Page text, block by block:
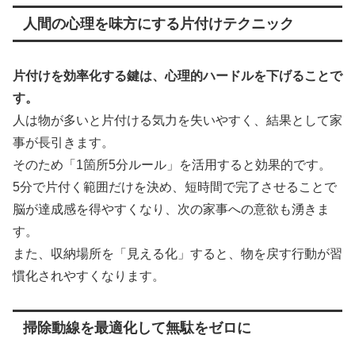
人間の心理を味方にする片付けテクニック
片付けを効率化する鍵は、心理的ハードルを下げることで
す。
人は物が多いと片付ける気力を失いやすく、結果として家
事が長引きます。
そのため「1箇所5分ルール」を活用すると効果的です。
5分で片付く範囲だけを決め、短時間で完了させることで
脳が達成感を得やすくなり、次の家事への意欲も湧きま
す。
また、収納場所を「見える化」すると、物を戻す行動が習
慣化されやすくなります。
掃除動線を最適化して無駄をゼロに